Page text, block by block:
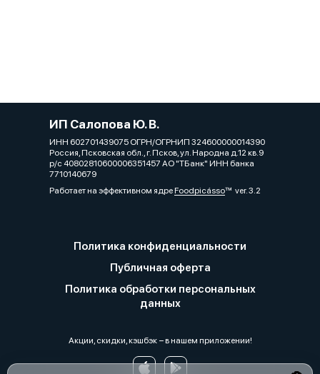
ИП Салопова Ю. В.
ИНН 602701439075 ОГРН/ОГРНИП 324600000014390
Россия, Псковская обл., г. Псков, ул. Народна д.12 кв.9
р/с 40802810600006351457 АО "ТБанк" ИНН банка
7710140679
Работает на эффективном ядреFoodpicássover. 3.2
Политика конфиденциальности
Публичная оферта
Политика обработки персональных
данных
Акции, скидки, кэшбэк − в нашем приложении!